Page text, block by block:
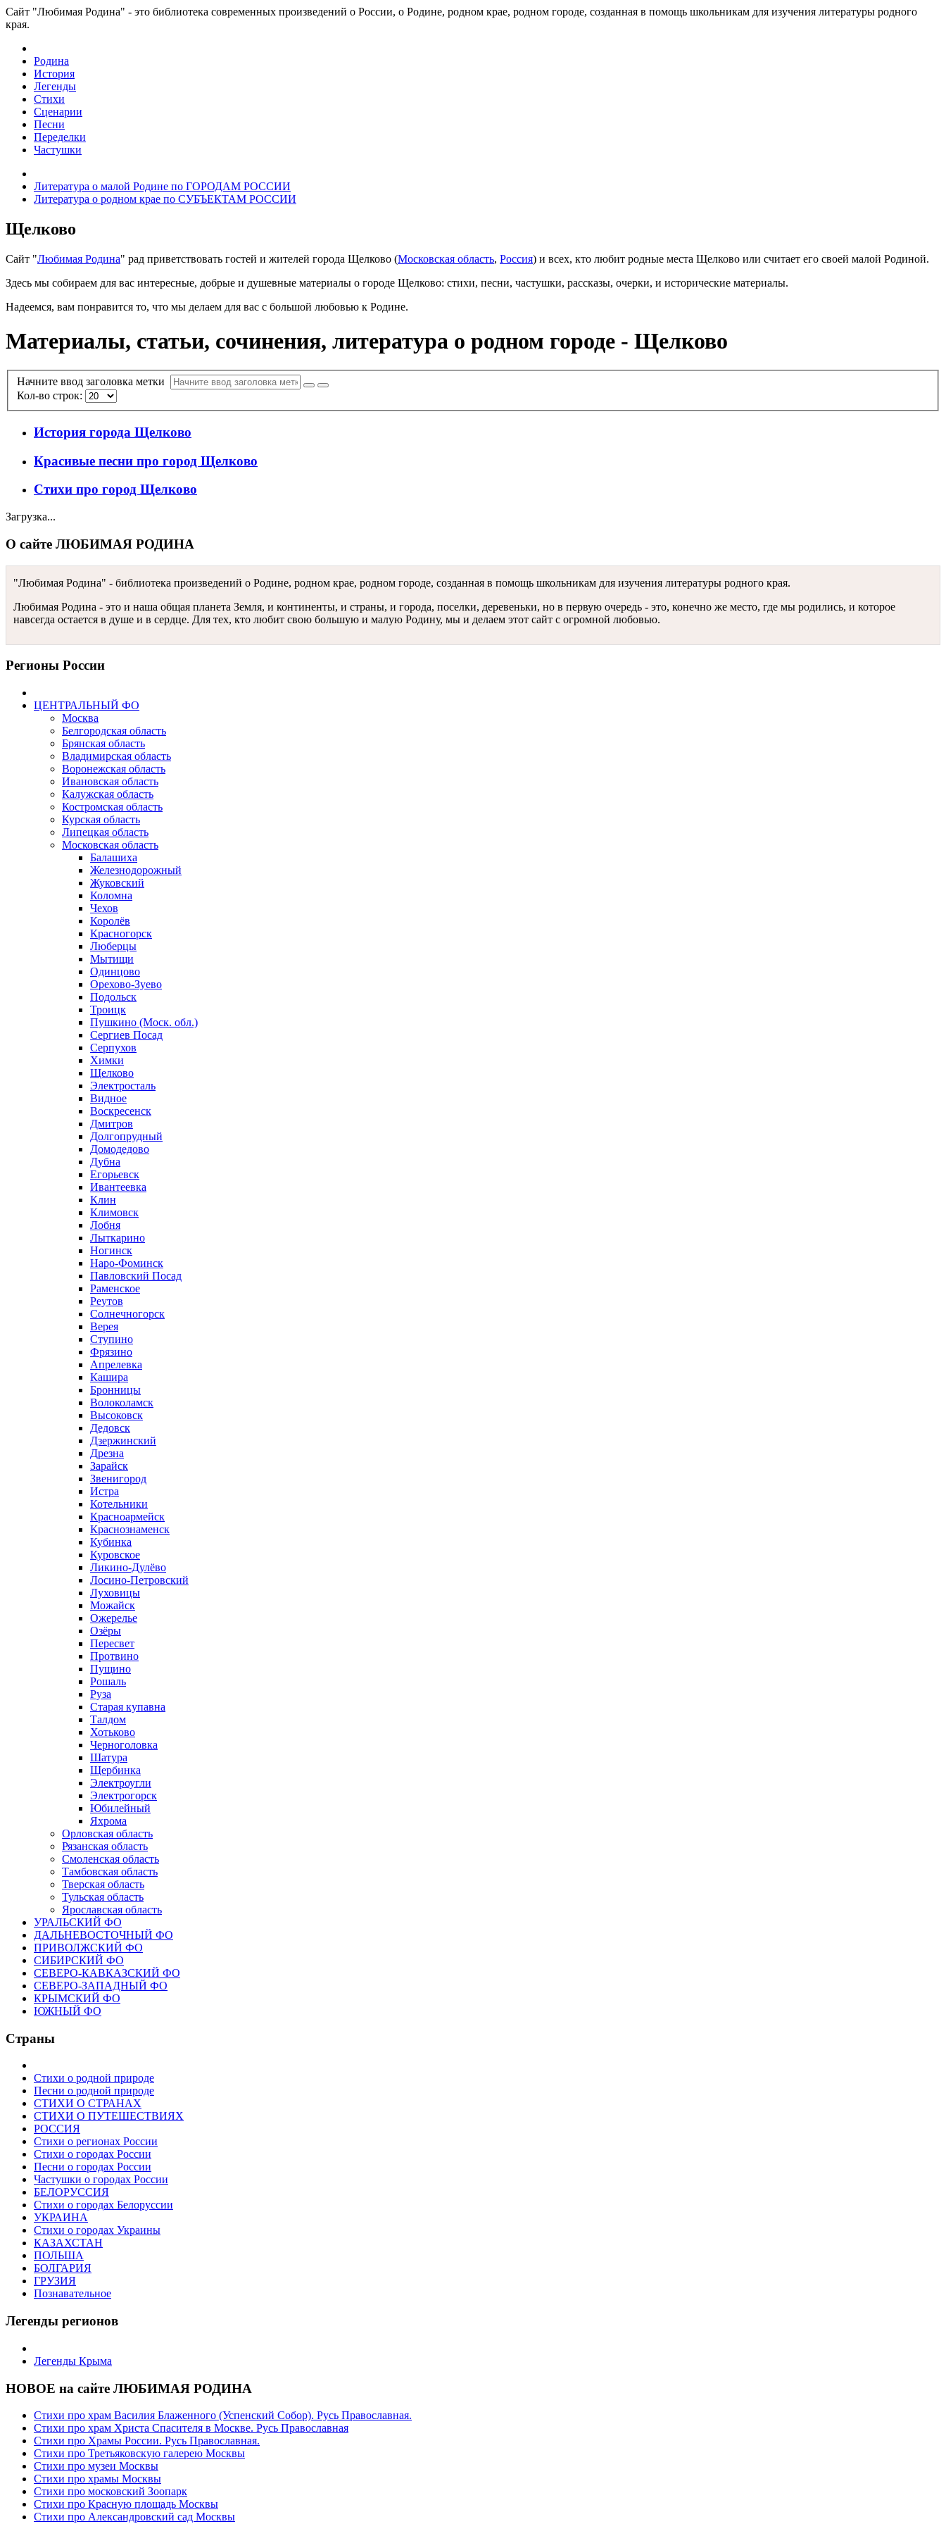
Сайт "Любимая Родина" - это библиотека современных произведений о России, о Родине, родном крае, родном городе, созданная в помощь школьникам для изучения литературы родного
края.
Родина
История
Легенды
Стихи
Сценарии
Песни
Переделки
Частушки
Литература о малой Родине по ГОРОДАМ РОССИИ
Литература о родном крае по СУБЪЕКТАМ РОССИИ
Щелково
Сайт "Любимая Родина" рад приветствовать гостей и жителей города Щелково (Московская область, Россия) и всех, кто любит родные места Щелково или считает его своей малой Родиной.
Здесь мы собираем для вас интересные, добрые и душевные материалы о городе Щелково: стихи, песни, частушки, рассказы, очерки, и исторические материалы.
Надеемся, вам понравится то, что мы делаем для вас с большой любовью к Родине.
Материалы, статьи, сочинения, литература о родном городе - Щелково
Начните ввод заголовка метки
Кол-во строк:
История города Щелково
Красивые песни про город Щелково
Стихи про город Щелково
Загрузка...
О сайте ЛЮБИМАЯ РОДИНА
"Любимая Родина" - библиотека произведений о Родине, родном крае, родном городе, созданная в помощь школьникам для изучения литературы родного края.
Любимая Родина - это и наша общая планета Земля, и континенты, и страны, и города, поселки, деревеньки, но в первую очередь - это, конечно же место, где мы родились, и которое
навсегда остается в душе и в сердце. Для тех, кто любит свою большую и малую Родину, мы и делаем этот сайт с огромной любовью.
Регионы России
ЦЕНТРАЛЬНЫЙ ФО
Москва
Белгородская область
Брянская область
Владимирская область
Воронежская область
Ивановская область
Калужская область
Костромская область
Курская область
Липецкая область
Московская область
Балашиха
Железнодорожный
Жуковский
Коломна
Чехов
Королёв
Красногорск
Люберцы
Мытищи
Одинцово
Орехово-Зуево
Подольск
Троицк
Пушкино (Моск. обл.)
Сергиев Посад
Серпухов
Химки
Щелково
Электросталь
Видное
Воскресенск
Дмитров
Долгопрудный
Домодедово
Дубна
Егорьевск
Ивантеевка
Клин
Климовск
Лобня
Лыткарино
Ногинск
Наро-Фоминск
Павловский Посад
Раменское
Реутов
Солнечногорск
Верея
Ступино
Фрязино
Апрелевка
Кашира
Бронницы
Волоколамск
Высоковск
Дедовск
Дзержинский
Дрезна
Зарайск
Звенигород
Истра
Котельники
Красноармейск
Краснознаменск
Кубинка
Куровское
Ликино-Дулёво
Лосино-Петровский
Луховицы
Можайск
Ожерелье
Озёры
Пересвет
Протвино
Пущино
Рошаль
Руза
Старая купавна
Талдом
Хотьково
Черноголовка
Шатура
Щербинка
Электроугли
Электрогорск
Юбилейный
Яхрома
Орловская область
Рязанская область
Смоленская область
Тамбовская область
Тверская область
Тульская область
Ярославская область
УРАЛЬСКИЙ ФО
ДАЛЬНЕВОСТОЧНЫЙ ФО
ПРИВОЛЖСКИЙ ФО
СИБИРСКИЙ ФО
СЕВЕРО-КАВКАЗСКИЙ ФО
СЕВЕРО-ЗАПАДНЫЙ ФО
КРЫМСКИЙ ФО
ЮЖНЫЙ ФО
Страны
Стихи о родной природе
Песни о родной природе
СТИХИ О СТРАНАХ
СТИХИ О ПУТЕШЕСТВИЯХ
РОССИЯ
Стихи о регионах России
Стихи о городах России
Песни о городах России
Частушки о городах России
БЕЛОРУССИЯ
Стихи о городах Белоруссии
УКРАИНА
Стихи о городах Украины
КАЗАХСТАН
ПОЛЬША
БОЛГАРИЯ
ГРУЗИЯ
Познавательное
Легенды регионов
Легенды Крыма
НОВОЕ на сайте ЛЮБИМАЯ РОДИНА
Стихи про храм Василия Блаженного (Успенский Собор). Русь Православная.
Стихи про храм Христа Спасителя в Москве. Русь Православная
Стихи про Храмы России. Русь Православная.
Стихи про Третьяковскую галерею Москвы
Стихи про музеи Москвы
Стихи про храмы Москвы
Стихи про московский Зоопарк
Стихи про Красную площадь Москвы
Стихи про Александровский сад Москвы